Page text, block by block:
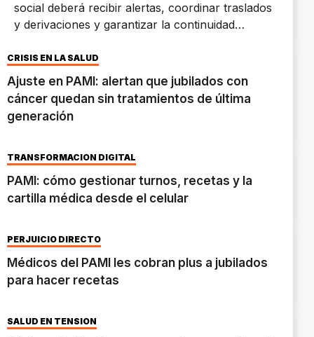
social deberá recibir alertas, coordinar traslados
y derivaciones y garantizar la continuidad
federal.
CRISIS EN LA SALUD
Ajuste en PAMI: alertan que jubilados con
cáncer quedan sin tratamientos de última
generación
TRANSFORMACIÓN DIGITAL
PAMI: cómo gestionar turnos, recetas y la
cartilla médica desde el celular
PERJUICIO DIRECTO
Médicos del PAMI les cobran plus a jubilados
para hacer recetas
SALUD EN TENSIÓN